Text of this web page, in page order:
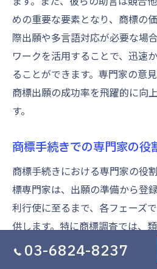
めの重要な要素となり、商標の
際出願や多言語対応が必要な場
ワークを活用することで、迅速
ることができます。専門家の意
商標出願の成功率を飛躍的に向
す。
商標手続きでの専門家の役
商標手続きにおける専門家の役
標専門家は、出願の準備から登
利行使に至るまで、各フェーズ
供します。特に商標調査では、
し、出願が競合他社との衝突を
ップとなります。さらに、法的
03-6824-8237